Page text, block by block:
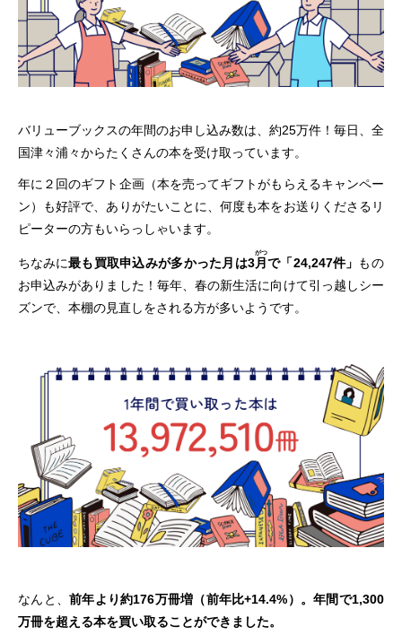
バリューブックスの年間のお申し込み数は、約25万件！毎日、全
国津々浦々からたくさんの本を受け取っています。
年に２回のギフト企画（本を売ってギフトがもらえるキャンペー
ン）も好評で、ありがたいことに、何度も本をお送りくださるリ
ピーターの方もいらっしゃいます。
ちなみに最も買取申込みが多かった月は3月
がつ
で「24,247件」 もの
お申込みがありました！毎年、春の新生活に向けて引っ越しシー
ズンで、本棚の見直しをされる方が多いようです。
なんと、 前年より約176万冊増（前年比+14.4%）。年間で1,300
万冊を超える本を買い取ることができました。